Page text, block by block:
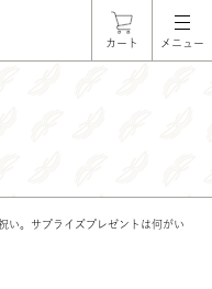
カート メニュー
い。サプライズプレゼントは何がい